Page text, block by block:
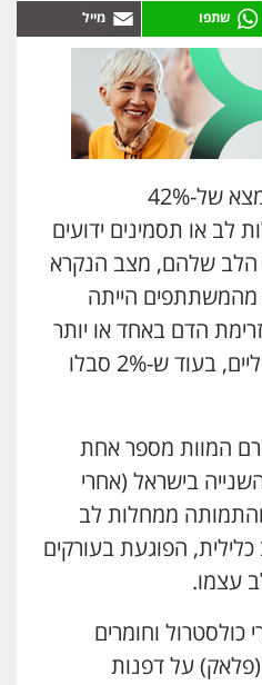
מחקר שנערך בשוודיה מצא של-42%
או תסמינים ידועים
הלב שלהם, מצב הנקרא
עורקים. לכ-5% מהמשתתפים הייתה
הדם באחד או יותר
משלושת העורקים הכליליים, בעוד ש-2% סבלו
המוות מספר אחת
בישראל (אחרי
ממחלות לב
הפוגעת בעורקים
עצמו.
כולסטרול וחומרים
על דפנות